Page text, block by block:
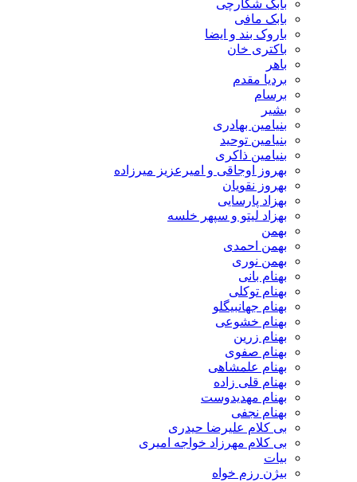
بابک شکارچی
بابک مافی
باروک بند و ایضا
باکتری خان
باهر
بردیا مقدم
برسام
بشیر
بنیامین بهادری
بنیامین توحید
بنیامین ذاکری
بهروز اوجاقی و امیرعزیز میرزاده
بهروز نقویان
بهزاد پارسایی
بهزاد لیتو و سپهر خلسه
بهمن
بهمن احمدی
بهمن نوری
بهنام بانی
بهنام توکلی
بهنام جهانبیگلو
بهنام خشوعی
بهنام زرین
بهنام صفوی
بهنام علمشاهی
بهنام قلی زاده
بهنام مهدیدوست
بهنام نجفی
بی کلام علیرضا حیدری
بی کلام مهرزاد خواجه امیری
بیات
بیژن رزم خواه